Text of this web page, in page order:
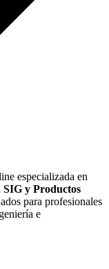
especializada en
y Productos
para profesionales
e